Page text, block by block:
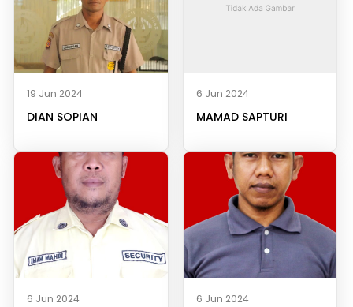
19 Jun 2024
DIAN SOPIAN
6 Jun 2024
MAMAD SAPTURI
6 Jun 2024 6 Jun 2024